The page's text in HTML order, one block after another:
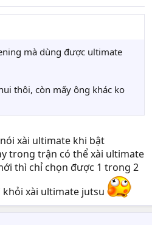
mà dùng được ultimate
thôi, còn mấy ông khác ko
xài ultimate khi bật
trong trận có thể xài ultimate
thì chỉ chọn được 1 trong 2
xài ultimate jutsu